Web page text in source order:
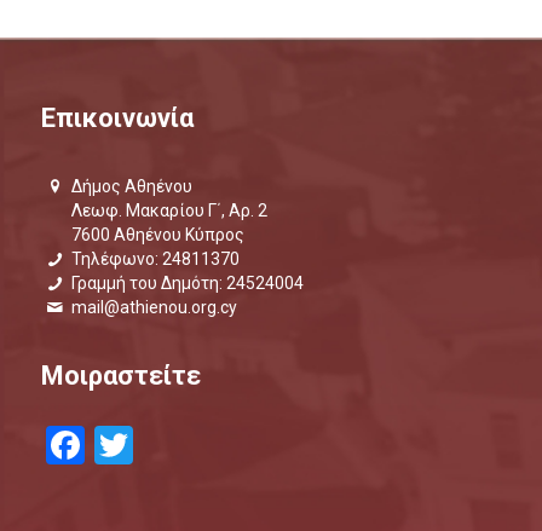
Επικοινωνία
Δήμος Αθηένου
Λεωφ. Μακαρίου Γ΄, Αρ. 2
7600 Αθηένου Κύπρος
Τηλέφωνο: 24811370
Γραμμή του Δημότη: 24524004
mail@athienou.org.cy
Μοιραστείτε
Facebook